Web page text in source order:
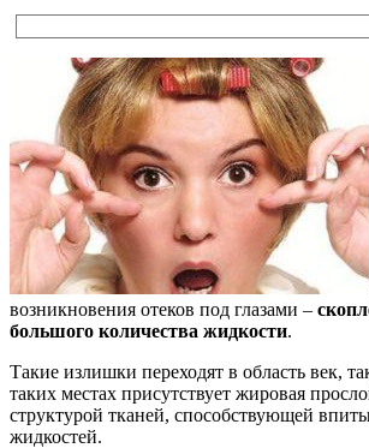
возникновения отеков под глазами –
большого количества жидкости.
Такие излишки переходят в область век,
таких местах присутствует жировая
структурой тканей, способствующей
жидкостей.